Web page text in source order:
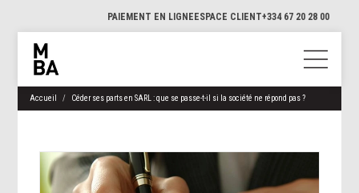
PAIEMENT EN LIGNEESPACE CLIENT+334 67 20 28 00
Accueil Céder ses parts en SARL : que se passe-t-il si la société ne répond pas ?